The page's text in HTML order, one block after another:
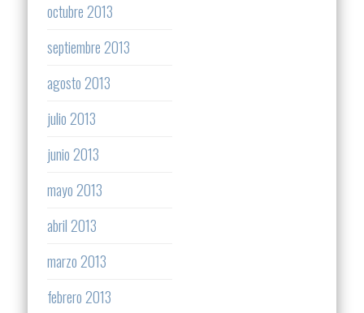
octubre 2013
septiembre 2013
agosto 2013
julio 2013
junio 2013
mayo 2013
abril 2013
marzo 2013
febrero 2013